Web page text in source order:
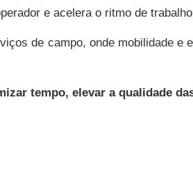
e acelera o ritmo de
de campo, onde mobilidade e
tempo, elevar a qualidade